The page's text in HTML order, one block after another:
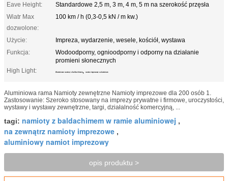
Eave Height:
Standardowe 2,5 m, 3 m, 4 m, 5 m na szerokość przęsła
Wiatr Max
dozwolone:
100 km / h (0,3-0,5 kN / m kw.)
Użycie:
Impreza, wydarzenie, wesele, kościół, wystawa
Funkcja:
Wodoodporny, ognioodporny i odporny na działanie
promieni słonecznych
High Light:
Aluminiowe namioty z baldachimem, namiot imprezowy z aluminium
Aluminiowa rama Namioty zewnętrzne Namioty imprezowe dla 200 osób 1.
Zastosowanie: Szeroko stosowany na imprezy prywatne i firmowe, uroczystości,
wystawy i wystawy zewnętrzne, targi, działalność komercyjną, ...
tagi: namioty z baldachimem w ramie aluminiowej ,
na zewnątrz namioty imprezowe ,
aluminiowy namiot imprezowy
opis produktu >